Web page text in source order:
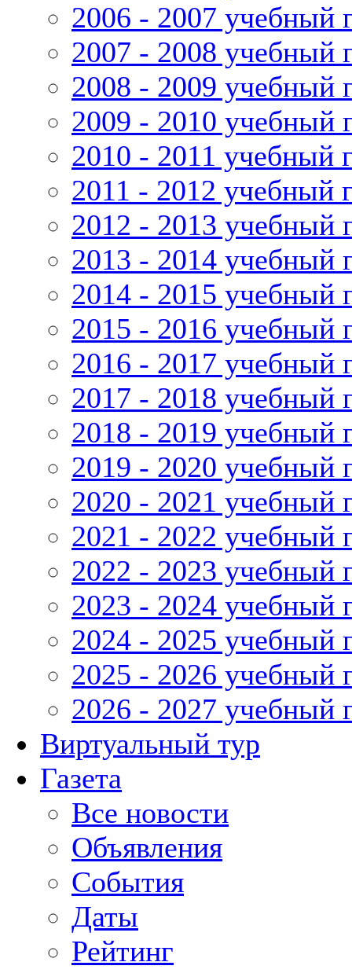
2006 - 2007 учебный
2007 - 2008 учебный
2008 - 2009 учебный
2009 - 2010 учебный
2010 - 2011 учебный
2011 - 2012 учебный
2012 - 2013 учебный
2013 - 2014 учебный
2014 - 2015 учебный
2015 - 2016 учебный
2016 - 2017 учебный
2017 - 2018 учебный
2018 - 2019 учебный
2019 - 2020 учебный
2020 - 2021 учебный
2021 - 2022 учебный
2022 - 2023 учебный
2023 - 2024 учебный
2024 - 2025 учебный
2025 - 2026 учебный
2026 - 2027 учебный
Виртуальный тур
Газета
Все новости
Объявления
События
Даты
Рейтинг